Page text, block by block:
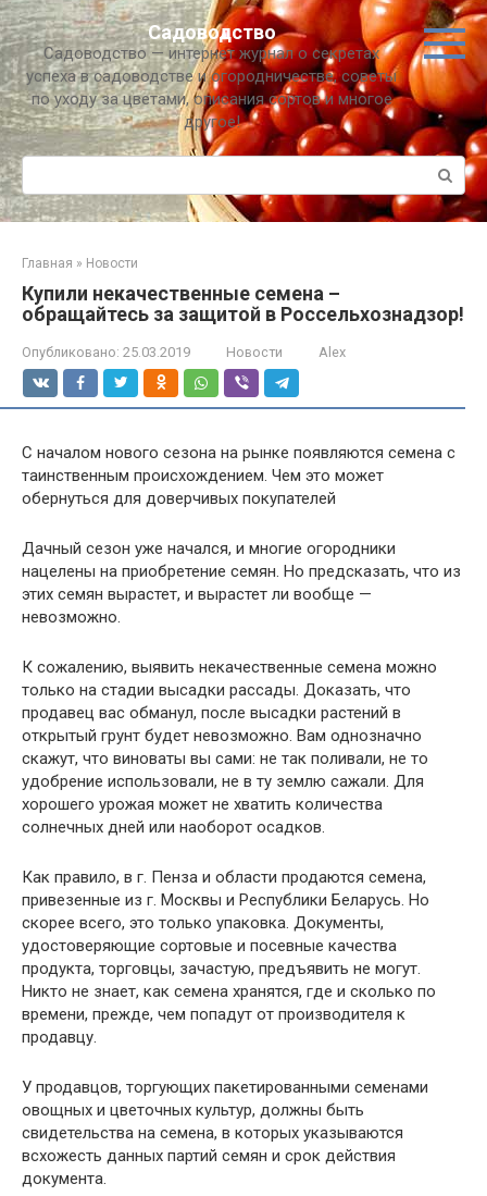
Перейти
к
контенту
Садоводство
Садоводство — интернет журнал о секретах
успеха в садоводстве и огородничестве, советы
по уходу за цветами, описания сортов и многое
другое!
Поиск:
Главная » Новости
Купили некачественные семена –
обращайтесь за защитой в Россельхознадзор!
Опубликовано: 25.03.2019 Новости Alex
С началом нового сезона на рынке появляются семена с
таинственным происхождением. Чем это может
обернуться для доверчивых покупателей
Дачный сезон уже начался, и многие огородники
нацелены на приобретение семян. Но предсказать, что из
этих семян вырастет, и вырастет ли вообще —
невозможно.
К сожалению, выявить некачественные семена можно
только на стадии высадки рассады. Доказать, что
продавец вас обманул, после высадки растений в
открытый грунт будет невозможно. Вам однозначно
скажут, что виноваты вы сами: не так поливали, не то
удобрение использовали, не в ту землю сажали. Для
хорошего урожая может не хватить количества
солнечных дней или наоборот осадков.
Как правило, в г. Пенза и области продаются семена,
привезенные из г. Москвы и Республики Беларусь. Но
скорее всего, это только упаковка. Документы,
удостоверяющие сортовые и посевные качества
продукта, торговцы, зачастую, предъявить не могут.
Никто не знает, как семена хранятся, где и сколько по
времени, прежде, чем попадут от производителя к
продавцу.
У продавцов, торгующих пакетированными семенами
овощных и цветочных культур, должны быть
свидетельства на семена, в которых указываются
всхожесть данных партий семян и срок действия
документа.